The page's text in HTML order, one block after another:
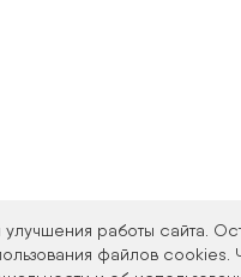
работы сайта.
файлов cookies.